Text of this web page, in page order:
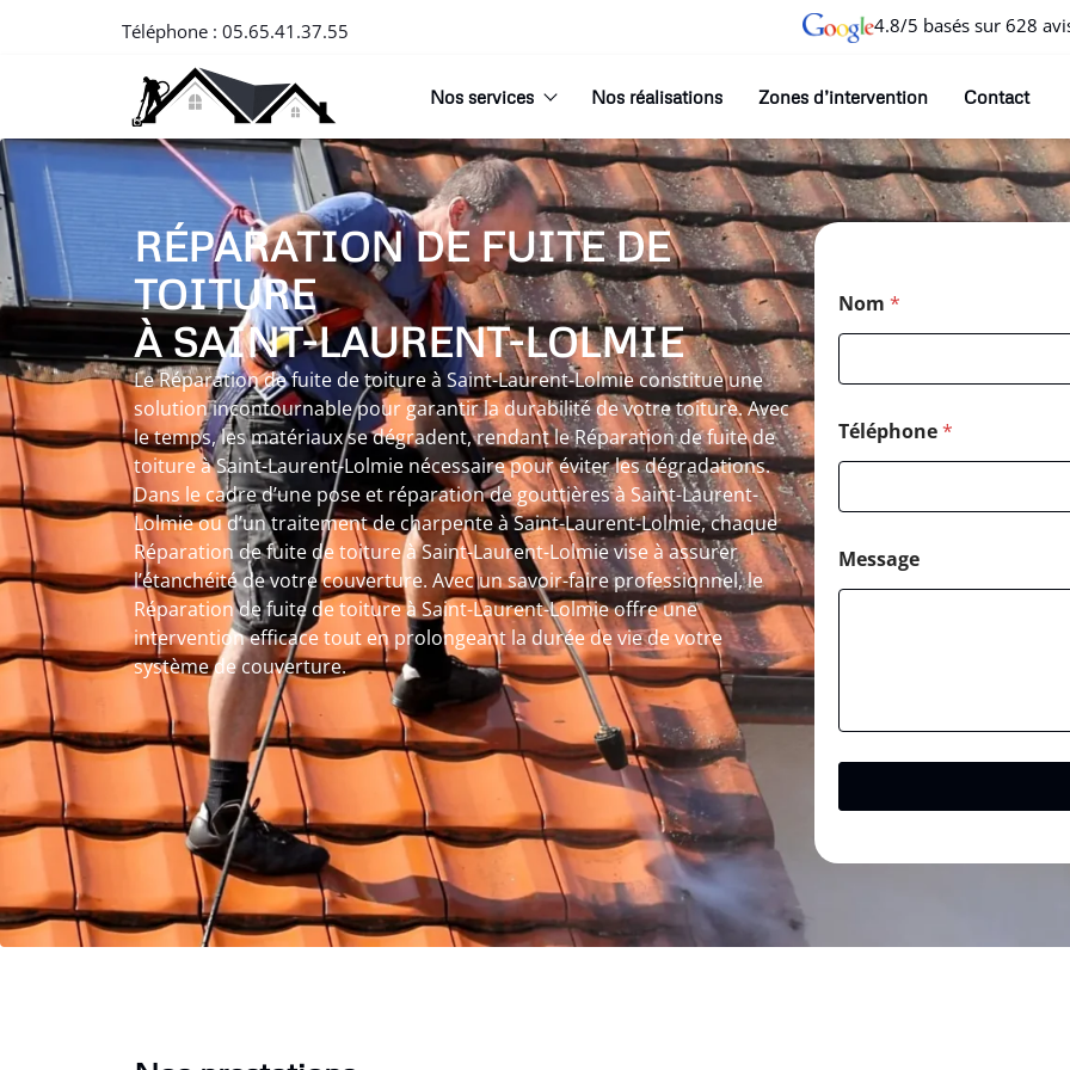
Téléphone : 05.65.41.37.55 4.8/5 basés sur 628
Nos services Nos réalisations Zones d’intervention Contact
RÉPARATION DE FUITE DE
TOITURE
À SAINT-LAURENT-LOLMIE
Le Réparation de fuite de toiture à Saint-Laurent-Lolmie constitue une
solution incontournable pour garantir la durabilité de votre toiture. Avec
le temps, les matériaux se dégradent, rendant le Réparation de fuite de
toiture à Saint-Laurent-Lolmie nécessaire pour éviter les dégradations.
Dans le cadre d’une pose et réparation de gouttières à Saint-Laurent-
Lolmie ou d’un traitement de charpente à Saint-Laurent-Lolmie, chaque
Réparation de fuite de toiture à Saint-Laurent-Lolmie vise à assurer
l’étanchéité de votre couverture. Avec un savoir-faire professionnel, le
Réparation de fuite de toiture à Saint-Laurent-Lolmie offre une
intervention efficace tout en prolongeant la durée de vie de votre
système de couverture.
Nom *
Téléphone*
Message